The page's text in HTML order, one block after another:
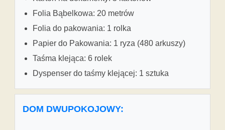
Folia Bąbelkowa: 20 metrów
Folia do pakowania: 1 rolka
Papier do Pakowania: 1 ryza (480 arkuszy)
Taśma klejąca: 6 rolek
Dyspenser do taśmy klejącej: 1 sztuka
DOM DWUPOKOJOWY: